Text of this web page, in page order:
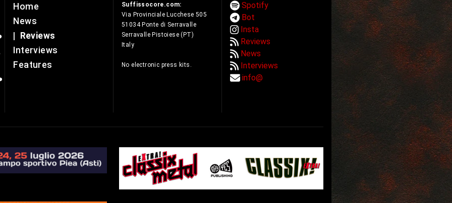
Home
News
Reviews
Interviews
Features
Suffissocore.com:
Via Provinciale Lucchese 505
51034 Ponte di Serravalle
Serravalle Pistoiese (PT)
Italy
No electronic press kits.
Spotify
Bot
Insta
Reviews
News
Interviews
info@